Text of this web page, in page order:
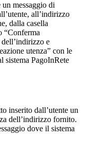
un messaggio di
all’indirizzo
dalla casella
“Conferma
e
utenza” con le
sistema PagoInRete
inserito dall’utente un
dell’indirizzo fornito.
dove il sistema